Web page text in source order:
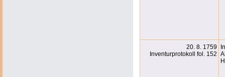
20. 8. 1759
Inventurprotokoll fol. 152